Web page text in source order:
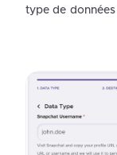
type de données